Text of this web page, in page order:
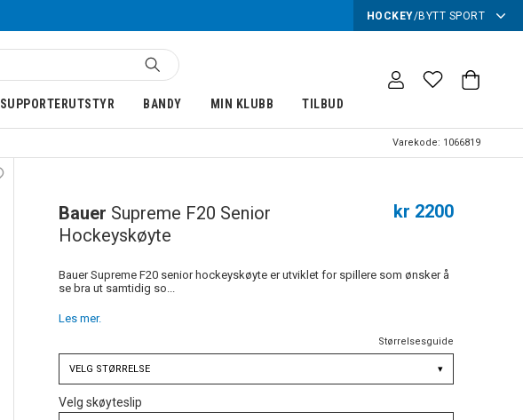
HOCKEY/BYTT SPORT
SUPPORTERUTSTYR BANDY MIN KLUBB TILBUD
Varekode: 1066819
Bauer Supreme F20 Senior
Hockeyskøyte
kr 2200
Bauer Supreme F20 senior hockeyskøyte er utviklet for spillere som ønsker å
se bra ut samtidig so...
Les mer.
Størrelsesguide
VELG STØRRELSE ▾
Velg skøyteslip